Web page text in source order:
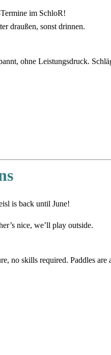
im SchloR!
draußen, sonst drinnen.
ohne Leistungsdruck.
is back until June!
nice, we’ll play outside.
no skills required. Paddles are